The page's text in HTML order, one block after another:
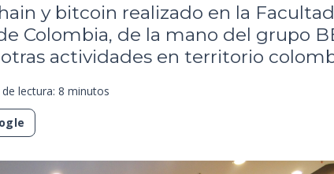
y bitcoin realizado en la
Colombia, de la mano del grupo
actividades en territorio
lectura: 8 minutos